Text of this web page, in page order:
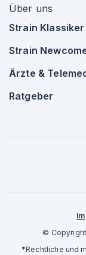
Über uns
Strain Klassiker
Strain
Ärzte &
Ratgeber
©
*Rechtliche und